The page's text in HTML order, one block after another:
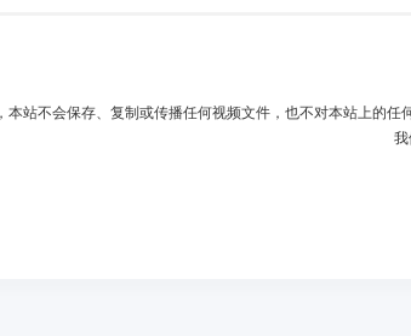
本站不会保存、复制或传播任何视频文件，也不对本站上的